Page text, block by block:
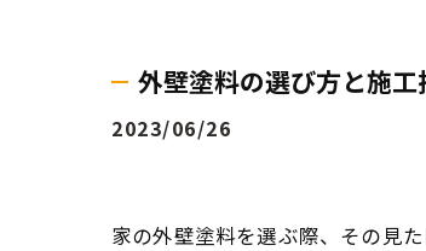
外壁塗料の選び方と施
2023/06/26
家の外壁塗料を選ぶ際、その見